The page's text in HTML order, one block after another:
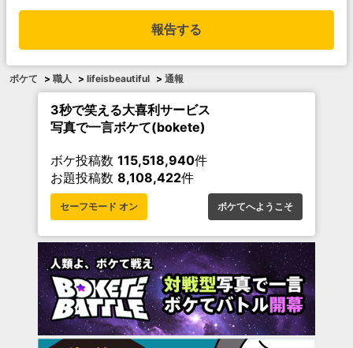
報告する
ボケて > 職人 > lifeisbeautiful > 通報
3秒で笑える大喜利サービス
写真で一言ボケて(bokete)
ボケ投稿数 115,518,940件
お題投稿数 8,108,422件
セーフモード オン ボケてへようこそ